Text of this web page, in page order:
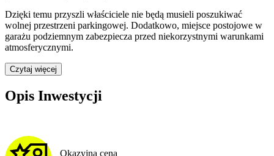
Dzięki temu przyszli właściciele nie będą musieli poszukiwać
wolnej przestrzeni parkingowej. Dodatkowo, miejsce postojowe w
garażu podziemnym zabezpiecza przed niekorzystnymi warunkami
atmosferycznymi.
Czytaj więcej
Opis Inwestycji
Okazyjna cena